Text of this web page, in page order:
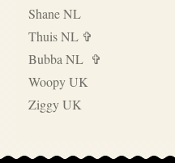
Shane NL
Thuis NL ✞
Bubba NL ✞
Woopy UK
Ziggy UK